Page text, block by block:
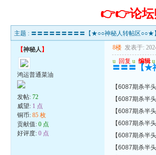
👉👉论坛
主题 : 〓〓〓〓〓〓〓〓〓【★○○神秘人转帖区○○★
【神秘人 】
鸿运普通菜油
发帖:72
威望: 1 点
铜币:85 枚
贡献值:0 点
好评度:0 点
8楼 发表于:
u 回复 u 编辑 u
〓〓〓【★
【6087期
【6087期
【6087期
【6087期
【6087期
【6087期